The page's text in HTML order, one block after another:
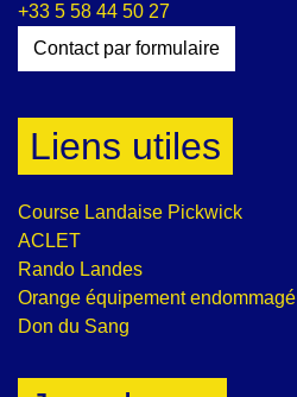
+33 5 58 44 50 27
Contact par formulaire
Liens utiles
Course Landaise Pickwick
ACLET
Rando Landes
Orange équipement endommagé
Don du Sang